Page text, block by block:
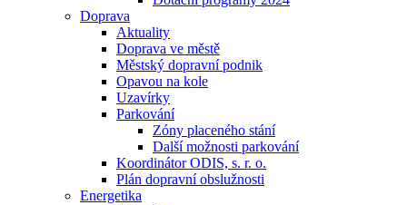
Doprava
Aktuality
Doprava ve městě
Městský dopravní podnik
Opavou na kole
Uzavírky
Parkování
Zóny placeného stání
Další možnosti parkování
Koordinátor ODIS, s. r. o.
Plán dopravní obslužnosti
Energetika